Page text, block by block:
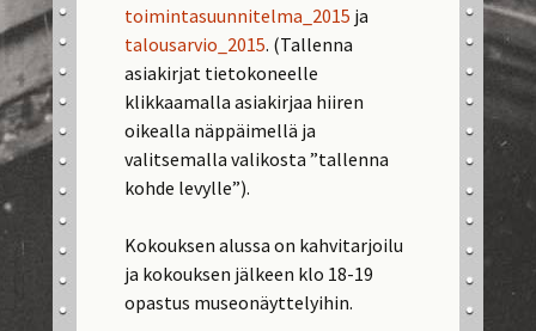
toimintasuunnitelma_2015 ja
talousarvio_2015. (Tallenna
asiakirjat tietokoneelle
klikkaamalla asiakirjaa hiiren
oikealla näppäimellä ja
valitsemalla valikosta ”tallenna
kohde levylle”).
Kokouksen alussa on kahvitarjoilu
ja kokouksen jälkeen klo 18-19
opastus museonäyttelyihin.